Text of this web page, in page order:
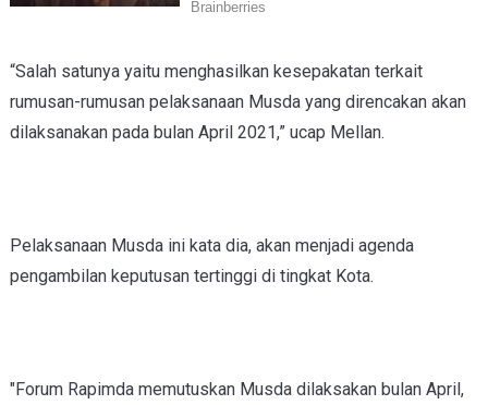
“Salah satunya yaitu menghasilkan kesepakatan terkait
rumusan-rumusan pelaksanaan Musdayang direncakan akan
dilaksanakan pada bulan April 2021,” ucap Mellan.
Pelaksanaan Musda ini kata dia, akan menjadi agenda
pengambilan keputusan tertinggi di tingkat Kota.
"Forum Rapimda memutuskan Musda dilaksakan bulan April,